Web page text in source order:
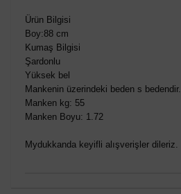
Ürün Bilgisi
Boy:88 cm
Kumaş Bilgisi
Şardonlu
Yüksek bel
Mankenin üzerindeki beden s bedendir.
Manken kg: 55
Manken Boyu: 1.72
Mydukkanda keyifli alışverişler dileriz.